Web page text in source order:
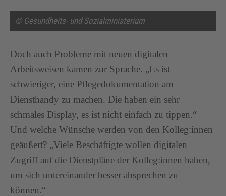
© Gesundheits- und Sozialministerium
Doch auch Probleme mit neuen digitalen
Arbeitsweisen kamen zur Sprache. „Es ist
schwieriger, eine Pflegedokumentation am
Diensthandy zu machen. Die haben ein sehr
schmales Display, es ist nicht einfach zu tippen.“
Und welche Wünsche werden von den Kolleg:innen
geäußert? „Viele Beschäftigte wollen digitalen
Zugriff auf die Dienstpläne der Kolleg:innen haben,
um sich untereinander besser absprechen zu
können.“